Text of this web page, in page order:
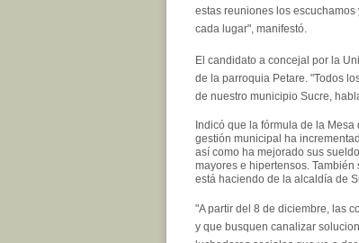
estas reuniones los
cada lugar", manifestó.
El candidato a concejal por la
de la parroquia Petare. "Todos
de nuestro municipio Sucre,
Indicó que la fórmula de la
gestión municipal ha
así como ha mejorado sus
mayores e hipertensos.
está haciendo de la alcaldía de
"A partir del 8 de diciembre, las
y que busquen canalizar